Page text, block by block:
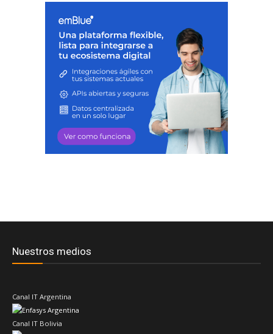
Nuestros medios
Canal IT Argentina
Canal IT Bolivia